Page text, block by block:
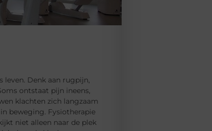
leven. Denk aan rugpijn,
ontstaat pijn ineens,
klachten zich langzaam
beweging. Fysiotherapie
niet alleen naar de plek